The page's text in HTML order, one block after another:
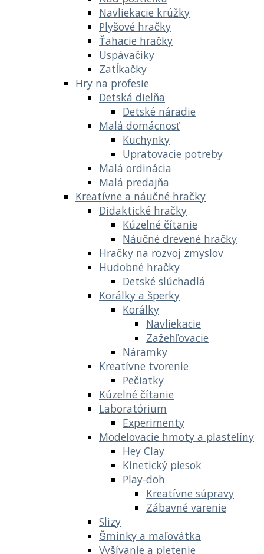
Navliekacie krúžky
Plyšové hračky
Ťahacie hračky
Uspávačiky
Zatĺkačky
Hry na profesie
Detská dielňa
Detské náradie
Malá domácnosť
Kuchynky
Upratovacie potreby
Malá ordinácia
Malá predajňa
Kreatívne a náučné hračky
Didaktické hračky
Kúzelné čítanie
Náučné drevené hračky
Hračky na rozvoj zmyslov
Hudobné hračky
Detské slúchadlá
Korálky a šperky
Korálky
Navliekacie
Zažehľovacie
Náramky
Kreatívne tvorenie
Pečiatky
Kúzelné čítanie
Laboratórium
Experimenty
Modelovacie hmoty a plastelíny
Hey Clay
Kinetický piesok
Play-doh
Kreatívne súpravy
Zábavné varenie
Slizy
Šminky a maľovátka
Vyšívanie a pletenie